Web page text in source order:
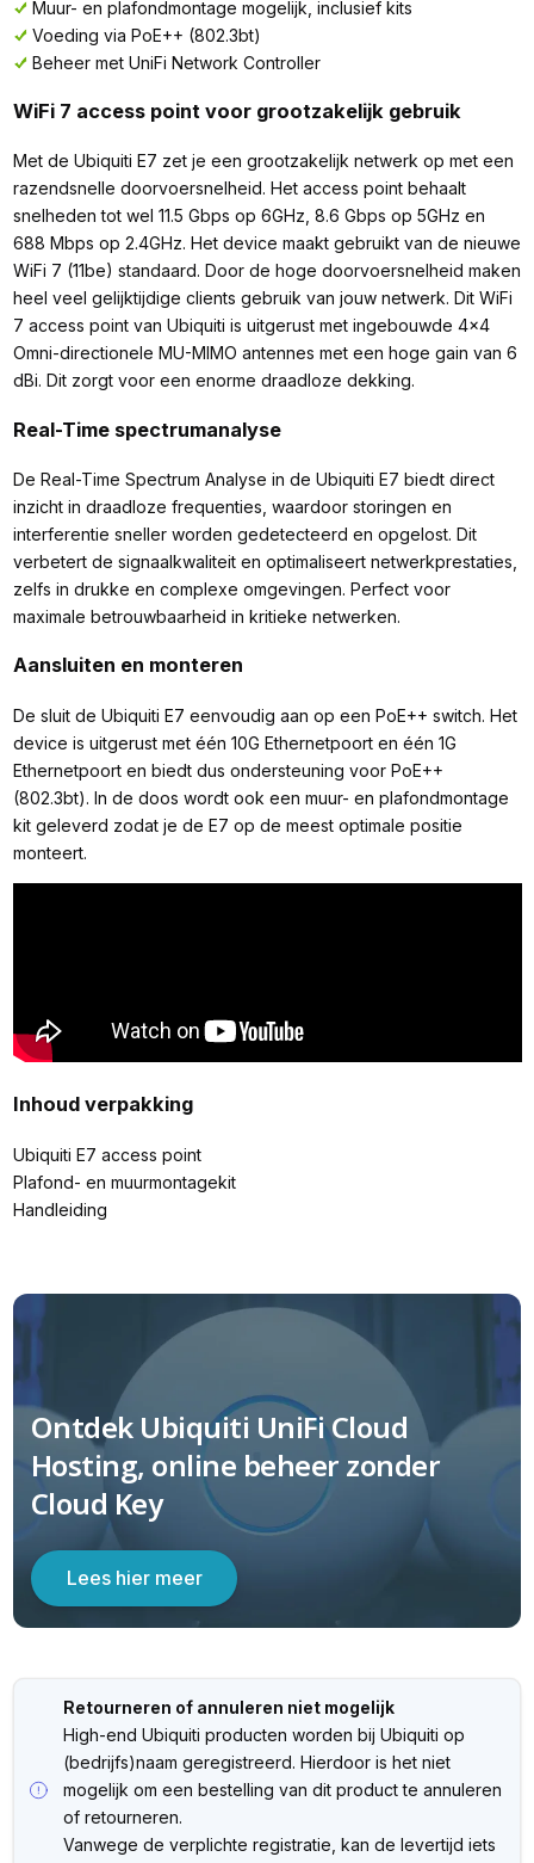
Muur- en plafondmontage mogelijk, inclusief kits
Voeding via PoE++ (802.3bt)
Beheer met UniFi Network Controller
WiFi 7 access point voor grootzakelijk gebruik
Met de Ubiquiti E7 zet je een grootzakelijk netwerk op met een
razendsnelle doorvoersnelheid. Het access point behaalt
snelheden tot wel 11.5 Gbps op 6GHz, 8.6 Gbps op 5GHz en
688 Mbps op 2.4GHz. Het device maakt gebruikt van de nieuwe
WiFi 7 (11be) standaard. Door de hoge doorvoersnelheid maken
heel veel gelijktijdige clients gebruik van jouw netwerk. Dit WiFi
7 access point van Ubiquiti is uitgerust met ingebouwde 4x4
Omni-directionele MU-MIMO antennes met een hoge gain van 6
dBi. Dit zorgt voor een enorme draadloze dekking.
Real-Time spectrumanalyse
De Real-Time Spectrum Analyse in de Ubiquiti E7 biedt direct
inzicht in draadloze frequenties, waardoor storingen en
interferentie sneller worden gedetecteerd en opgelost. Dit
verbetert de signaalkwaliteit en optimaliseert netwerkprestaties,
zelfs in drukke en complexe omgevingen. Perfect voor
maximale betrouwbaarheid in kritieke netwerken.
Aansluiten en monteren
De sluit de Ubiquiti E7 eenvoudig aan op een PoE++ switch. Het
device is uitgerust met één 10G Ethernetpoort en één 1G
Ethernetpoort en biedt dus ondersteuning voor PoE++
(802.3bt). In de doos wordt ook een muur- en plafondmontage
kit geleverd zodat je de E7 op de meest optimale positie
monteert.
Inhoud verpakking
Ubiquiti E7 access point
Plafond- en muurmontagekit
Handleiding
Ontdek Ubiquiti UniFi Cloud
Hosting, online beheer zonder
Cloud Key
Lees hier meer
Retourneren of annuleren niet mogelijk
High-end Ubiquiti producten worden bij Ubiquiti op
(bedrijfs)naam geregistreerd. Hierdoor is het niet
mogelijk om een bestelling van dit product te annuleren
of retourneren.
⁠Vanwege de verplichte registratie, kan de levertijd iets